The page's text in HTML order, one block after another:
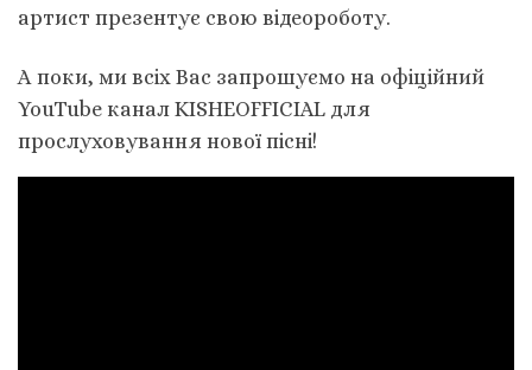
артист презентує свою відеороботу.
А поки, ми всіх Вас запрошуємо на офіційний
YouTube канал KISHEOFFICIAL для
прослуховування нової пісні!